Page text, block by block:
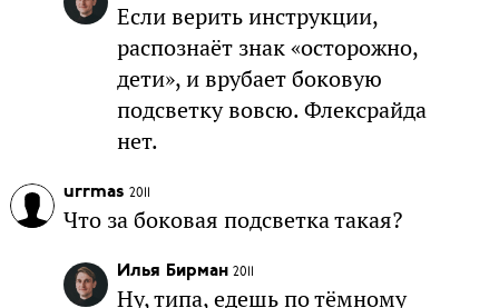
Если верить инструкции,
распознаёт знак «осторожно,
дети», и врубает боковую
подсветку вовсю. Флексрайда
нет.
urrmas 2011
Что за боковая подсветка такая?
Илья Бирман 2011
Ну, типа, едешь по тёмному